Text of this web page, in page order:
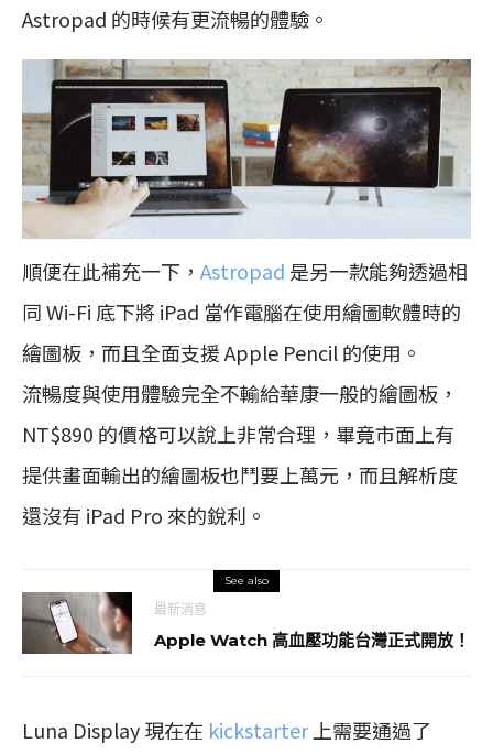
Astropad 的時候有更流暢的體驗。
順便在此補充一下， Astropad 是另一款能夠透過相
同 Wi-Fi 底下將 iPad 當作電腦在使用繪圖軟體時的
繪圖板，而且全面支援 Apple Pencil 的使用。
流暢度與使用體驗完全不輸給華康一般的繪圖板，
NT$890 的價格可以說上非常合理，畢竟市面上有
提供畫面輸出的繪圖板也鬥要上萬元，而且解析度
還沒有 iPad Pro 來的銳利。
See also
最新消息
Apple Watch 高血壓功能台灣正式開放！
Luna Display 現在在 kickstarter上需要通過了